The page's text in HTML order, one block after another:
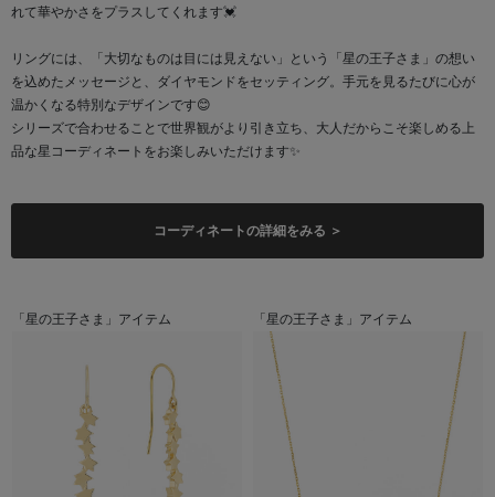
れて華やかさをプラスしてくれます💓
リングには、「大切なものは目には見えない」という「星の王子さま」の想い
を込めたメッセージと、ダイヤモンドをセッティング。手元を見るたびに心が
温かくなる特別なデザインです😊
シリーズで合わせることで世界観がより引き立ち、大人だからこそ楽しめる上
品な星コーディネートをお楽しみいただけます✨
コーディネートの詳細をみる ＞
「星の王子さま」アイテム 「星の王子さま」アイテム